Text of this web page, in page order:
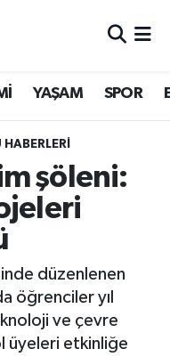
YAŞAM SPOR
şöleni:
düzenlenen
öğrenciler yıl
ve çevre
üyeleri etkinliğe